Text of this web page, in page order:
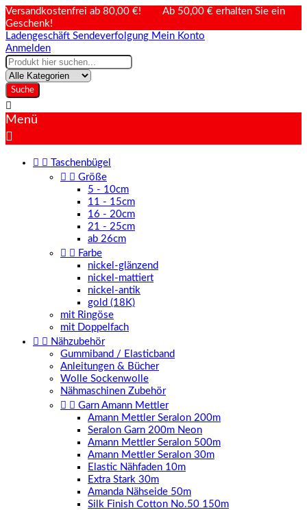
Versandkostenfrei ab 80,00 €! Ab 50,00 € erhalten Sie ein
Geschenk!
Ladengeschäft Sendeverfolgung Mein Konto
Anmelden
Suche

Menü

 
Taschenbügel
  Größe
5 - 10cm
11 - 15cm
16 - 20cm
21 - 25cm
ab 26cm
  Farbe
nickel-glänzend
nickel-mattiert
nickel-antik
gold (18K)
mit Ringöse
mit Doppelfach
  Nähzubehör
Gummiband / Elasticband
Anleitungen & Bücher
Wolle Sockenwolle
Nähmaschinen Zubehör
  Garn Amann Mettler
Amann Mettler Seralon 200m
Seralon Garn 200m Neon
Amann Mettler Seralon 500m
Amann Mettler Seralon 30m
Elastic Nähfaden 10m
Extra Stark 30m
Amanda Nähseide 50m
Silk Finish Cotton No.50 150m